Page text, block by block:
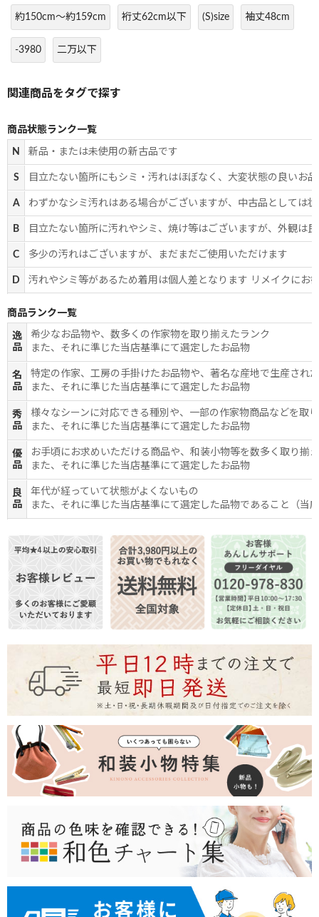
約150cm～約159cm 裄丈62cm以下 (S)size 袖丈48cm
-3980 二万以下
商品状態ランク一覧
N 新品・または未使用の新古品です
S 目立たない箇所にもシミ・汚れはほぼなく、大変状態の良いお
A わずかなシミ汚れはある場合がございますが、中古品としては
B 目立たない箇所に汚れやシミ、焼け等はございますが、外観は
C 多少の汚れはございますが、まだまだご使用いただけます
D 汚れやシミ等があるため着用は個人差となります リメイクにお
商品ランク一覧
逸
品
希少なお品物や、数多くの作家物を取り揃えたランク
また、それに準じた当店基準にて選定したお品物
名
品
特定の作家、工房の手掛けたお品物や、著名な産地で生産され
また、それに準じた当店基準にて選定したお品物
秀
品
様々なシーンに対応できる種別や、一部の作家物商品などを取
また、それに準じた当店基準にて選定したお品物
優
品
お手頃にお求めいただける商品や、和装小物等を数多く取り揃
また、それに準じた当店基準にて選定したお品物
良
品
年代が経っていて状態がよくないもの
また、それに準じた当店基準にて選定した品物であること（当